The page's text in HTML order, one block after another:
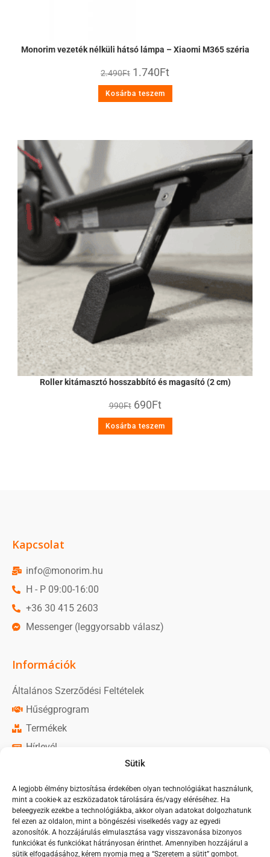
Sütik
A legjobb élmény biztosítása érdekében olyan technológiákat használunk,
mint a cookie-k az eszközadatok tárolására és/vagy eléréséhez. Ha
beleegyezik ezekbe a technológiákba, akkor olyan adatokat dolgozhatunk
fel ezen az oldalon, mint a böngészési viselkedés vagy az egyedi
azonosítók. A hozzájárulás elmulasztása vagy visszavonása bizonyos
funkciókat és funkciókat hátrányosan érinthet. Amennyiben hozzájárul a
sütik elfogadásához, kérem nyomja meg a “Szeretem a sütit” gombot.
Monorim vezeték nélküli hátsó lámpa – Xiaomi M365 széria
2.490Ft 1.740Ft
Kosárba teszem
Roller kitámasztó hosszabbító és magasító (2 cm)
990Ft 690Ft
Kosárba teszem
Kapcsolat
info@monorim.hu
H - P 09:00-16:00
+36 30 415 2603
Messenger (leggyorsabb válasz)
Információk
Általános Szerződési Feltételek
Hűségprogram
Termékek
Hírlevél
Közösségi média
Monorim Magyarország oldal
Monorim Magyarország csoport